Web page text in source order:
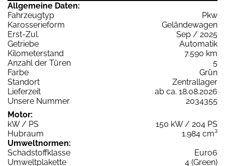
Allgemeine Daten:
Fahrzeugtyp
Pkw
Karosserieform
Geländewagen
Erst-Zul.
Sep / 2025
Getriebe
Automatik
Kilometerstand
7.590 km
Anzahl der Türen
5
Farbe
Grün
Standort
Zentrallager
Lieferzeit
ab ca. 18.08.2026
Unsere Nummer
2034355
Motor:
kW / PS
150 kW / 204 PS
Hubraum
1.984 cm³
Umweltnormen:
Schadstoffklasse
Euro6
Umweltplakette
4 (Green)